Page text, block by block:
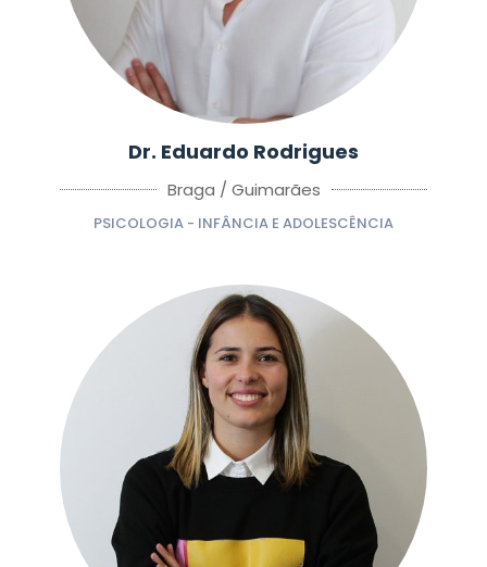
Dr. Eduardo Rodrigues
Braga / Guimarães
PSICOLOGIA - INFÂNCIA E ADOLESCÊNCIA